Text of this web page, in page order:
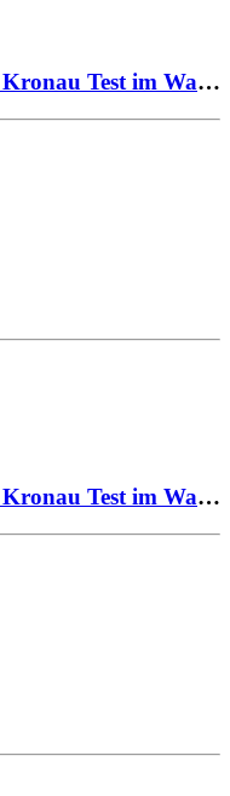
Sidemount Testevent Seahorse Kronau Test im Wasser durch Testteam 02
Sidemount Testevent Seahorse Kronau Test im Wasser durch Testteam 03